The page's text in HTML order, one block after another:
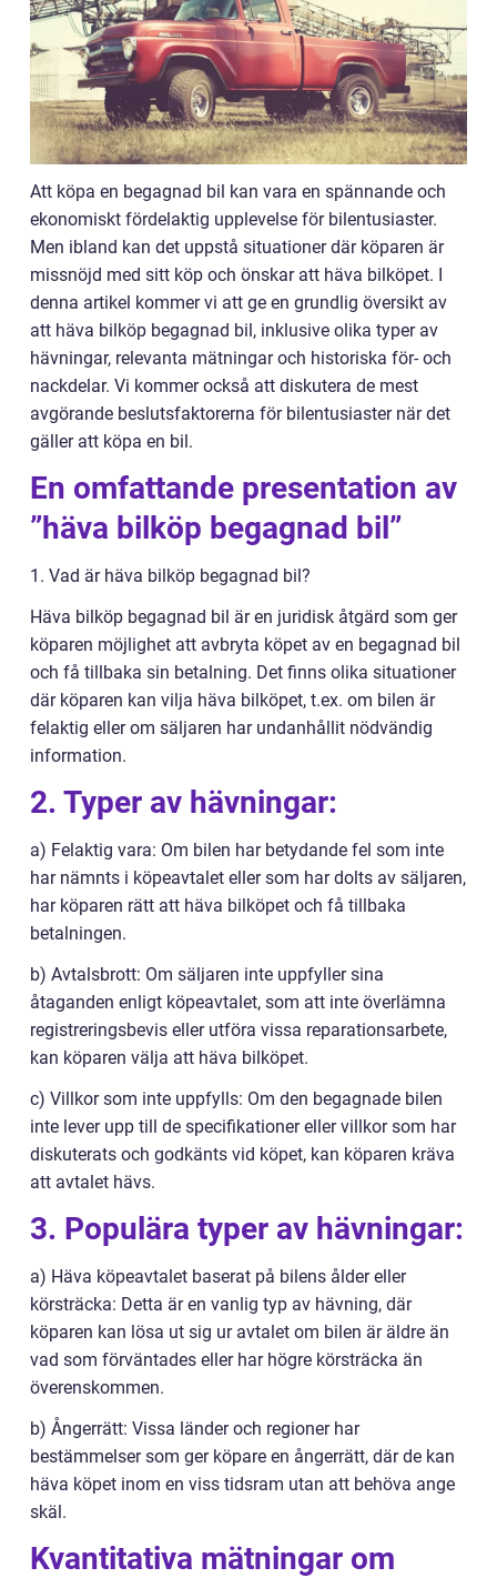
Att köpa en begagnad bil kan vara en spännande och
ekonomiskt fördelaktig upplevelse för bilentusiaster.
Men ibland kan det uppstå situationer där köparen är
missnöjd med sitt köp och önskar att häva bilköpet. I
denna artikel kommer vi att ge en grundlig översikt av
att häva bilköp begagnad bil, inklusive olika typer av
hävningar, relevanta mätningar och historiska för- och
nackdelar. Vi kommer också att diskutera de mest
avgörande beslutsfaktorerna för bilentusiaster när det
gäller att köpa en bil.
En omfattande presentation av
”häva bilköp begagnad bil”
1. Vad är häva bilköp begagnad bil?
Häva bilköp begagnad bil är en juridisk åtgärd som ger
köparen möjlighet att avbryta köpet av en begagnad bil
och få tillbaka sin betalning. Det finns olika situationer
där köparen kan vilja häva bilköpet, t.ex. om bilen är
felaktig eller om säljaren har undanhållit nödvändig
information.
2. Typer av hävningar:
a) Felaktig vara: Om bilen har betydande fel som inte
har nämnts i köpeavtalet eller som har dolts av säljaren,
har köparen rätt att häva bilköpet och få tillbaka
betalningen.
b) Avtalsbrott: Om säljaren inte uppfyller sina
åtaganden enligt köpeavtalet, som att inte överlämna
registreringsbevis eller utföra vissa reparationsarbete,
kan köparen välja att häva bilköpet.
c) Villkor som inte uppfylls: Om den begagnade bilen
inte lever upp till de specifikationer eller villkor som har
diskuterats och godkänts vid köpet, kan köparen kräva
att avtalet hävs.
3. Populära typer av hävningar:
a) Häva köpeavtalet baserat på bilens ålder eller
körsträcka: Detta är en vanlig typ av hävning, där
köparen kan lösa ut sig ur avtalet om bilen är äldre än
vad som förväntades eller har högre körsträcka än
överenskommen.
b) Ångerrätt: Vissa länder och regioner har
bestämmelser som ger köpare en ångerrätt, där de kan
häva köpet inom en viss tidsram utan att behöva ange
skäl.
Kvantitativa mätningar om